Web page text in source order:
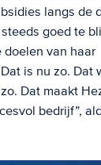
langs de
goed te
doelen van haar
is nu zo. Dat
Dat maakt
bedrijf”,